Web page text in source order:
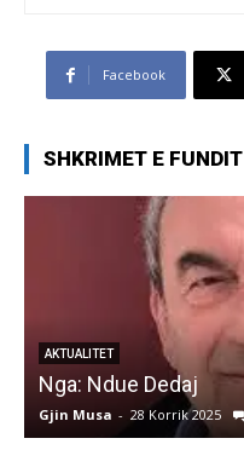
Facebook
SHKRIMET E FUNDIT
AKTUALITET
Nga: Ndue Dedaj
Gjin Musa - 28 Korrik 2025